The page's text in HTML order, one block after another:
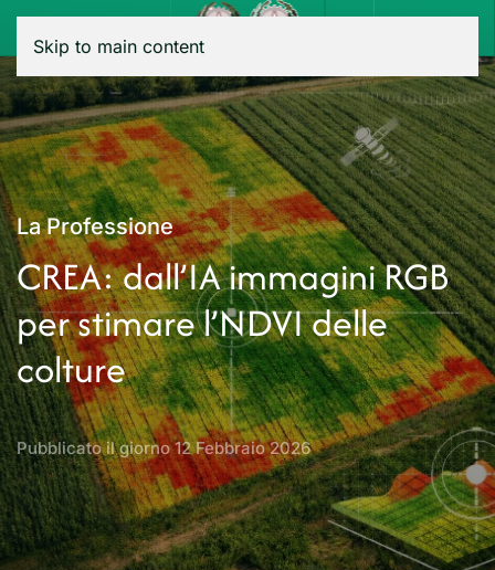
Skip to main content
La Professione
CREA: dall’IA immagini RGB
per stimare l’NDVI delle
colture
Pubblicato il giorno12 Febbraio 2026